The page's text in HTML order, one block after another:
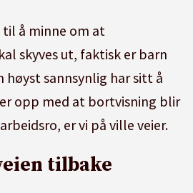
å minne om at
skyves ut, faktisk er barn
høyst sannsynlig har sitt å
opp med at bortvisning blir
er vi på ville veier.
tilbake